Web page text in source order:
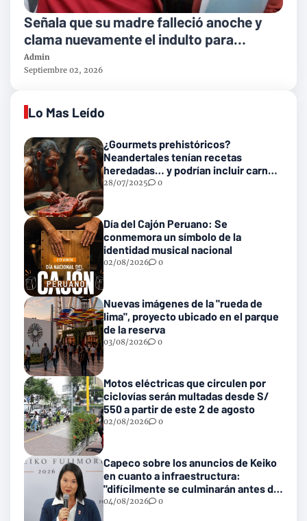
Señala que su madre falleció anoche y
clama nuevamente el indulto para
Alejandro Toledo
Admin
Septiembre 02, 2026
Lo Mas Leído
¿Gourmets prehistóricos?
Neandertales tenían recetas
heredadas… y podrían incluir carne
con gusanos
28/07/2025 0
Día del Cajón Peruano: Se
conmemora un símbolo de la
identidad musical nacional
02/08/2026 0
Nuevas imágenes de la "rueda de
lima", proyecto ubicado en el parque
de la reserva
03/08/2026 0
Motos eléctricas que circulen por
ciclovías serán multadas desde S/
550 a partir de este 2 de agosto
02/08/2026 0
Capeco sobre los anuncios de Keiko
en cuanto a infraestructura:
"difícilmente se culminarán antes del
2031"
04/08/2026 0